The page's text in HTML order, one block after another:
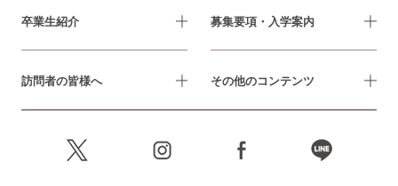
卒業生紹介 募集要項・入学案内
訪問者の皆様へ その他のコンテンツ